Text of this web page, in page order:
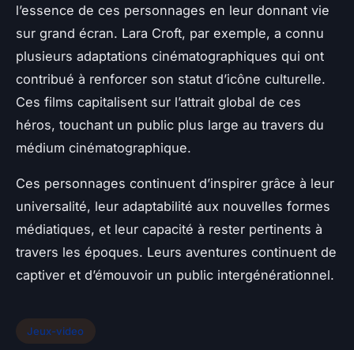
l’essence de ces personnages en leur donnant vie
sur grand écran. Lara Croft, par exemple, a connu
plusieurs adaptations cinématographiques qui ont
contribué à renforcer son statut d’icône culturelle.
Ces films capitalisent sur l’attrait global de ces
héros, touchant un public plus large au travers du
médium cinématographique.
Ces personnages continuent d’inspirer grâce à leur
universalité, leur adaptabilité aux nouvelles formes
médiatiques, et leur capacité à rester pertinents à
travers les époques. Leurs aventures continuent de
captiver et d’émouvoir un public intergénérationnel.
Jeux-video